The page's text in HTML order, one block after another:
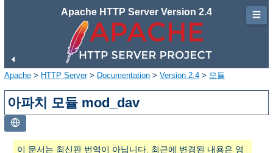
Apache HTTP Server Version 2.4
Apache > HTTP Server> Documentation > Version 2.4 > 모듈
아파치 모듈 mod_dav
이 문서는 최신판 번역이 아닙니다. 최근에 변경된 내용은 영
☰